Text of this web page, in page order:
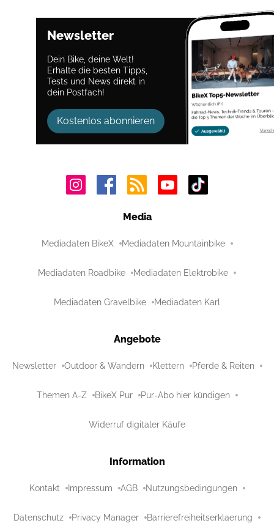
Newsletter
Dein Bike, deine Welt!
Erhalte die besten Tipps,
Tests und News direkt in
dein Postfach!
Kostenlos abonnieren
Media
Mediadaten BikeX Mediadaten Mountainbike
Mediadaten Roadbike Mediadaten Elektrobike
Mediadaten Gravelbike Mediadaten Karl
Angebote
Newsletter Outdoor & Wandern Klettern Pferde & Reiten
Themen A-Z BikeX Pur Pur-Abo hier kündigen
Widerruf digitaler Käufe
Information
Kontakt Impressum AGB Nutzungsbedingungen
Datenschutz Privacy Manager Barrierefreiheitserklaerung